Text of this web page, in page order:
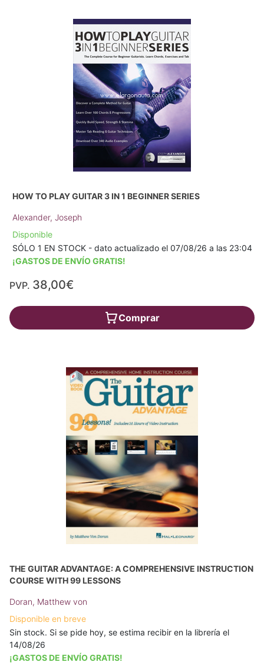
HOW TO PLAY GUITAR 3 IN 1 BEGINNER SERIES
Alexander, Joseph
Disponible
SÓLO 1 EN STOCK - dato actualizado el 07/08/26 a las 23:04
¡GASTOS DE ENVÍO GRATIS!
PVP. 38,00€
Comprar
THE GUITAR ADVANTAGE: A COMPREHENSIVE INSTRUCTION
COURSE WITH 99 LESSONS
Doran, Matthew von
Disponible en breve
Sin stock. Si se pide hoy, se estima recibir en la librería el
14/08/26
¡GASTOS DE ENVÍO GRATIS!